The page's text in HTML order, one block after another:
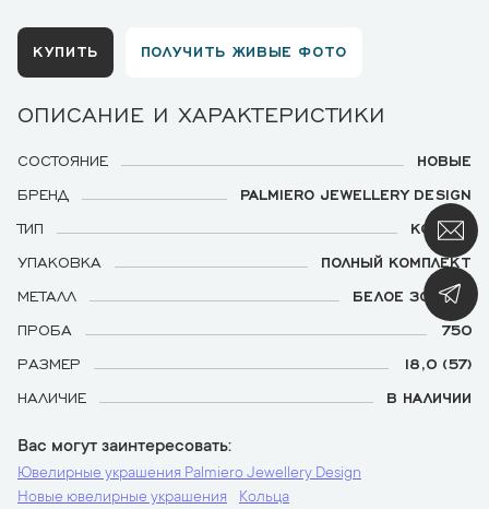
КУПИТЬ ПОЛУЧИТЬ ЖИВЫЕ ФОТО
ОПИСАНИЕ И ХАРАКТЕРИСТИКИ
СОСТОЯНИЕ
НОВЫЕ
БРЕНД
PALMIERO JEWELLERY DESIGN
ТИП
КОЛЬЦО
УПАКОВКА
ПОЛНЫЙ КОМПЛЕКТ
МЕТАЛЛ
БЕЛОЕ ЗОЛОТО
ПРОБА
750
РАЗМЕР
18,0 (57)
НАЛИЧИЕ
В НАЛИЧИИ
Вас могут заинтересовать
Ювелирные украшения Palmiero Jewellery Design
Новые ювелирные украшения
Кольца